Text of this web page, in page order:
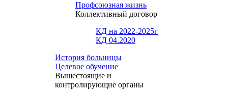
Профсоюзная жизнь
Коллективный договор
КД на 2022-2025г
КД 04.2020
История больницы
Целевое обучение
Вышестоящие и
контролирующие органы